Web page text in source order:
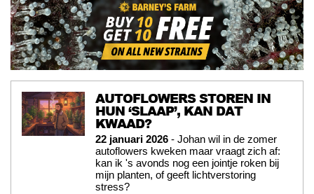
AUTOFLOWERS STOREN IN
HUN ‘SLAAP’, KAN DAT
KWAAD?
22 januari 2026 - Johan wil in de zomer
autoflowers kweken maar vraagt zich af:
kan ik 's avonds nog een jointje roken bij
mijn planten, of geeft lichtverstoring
stress?